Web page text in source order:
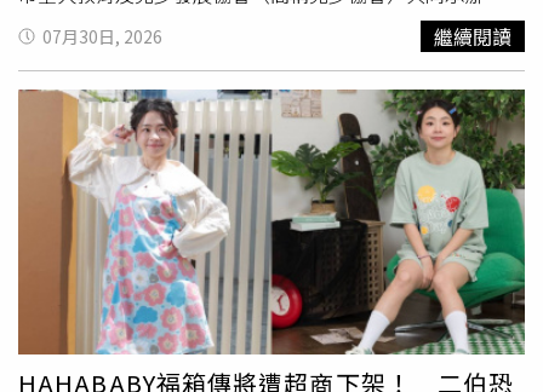
領各單位服務之兒少及家長共同參與，展現公私協力守護兒
少成長的力量。活動內容包括空氣手槍、.22口徑手槍及霰
彈槍飛靶三項射擊體驗，由專業教練於活動開始前詳細說明
安全守則、裝備操作及基本射擊技巧，再採分組輪流方式進
行體驗，不以競賽為目的，而是鼓勵參與者在安全環境中挑
戰自我。青少年透過實際操作，逐步克服初次接觸射擊運動
的緊張與陌生感，從過程中培養專注力、自我控制能力及遵
守規範的態度，並建立自信心，提升自我效能感。除射擊活
動外，現場亦安排親子烤肉活動，讓青少年、家長及各網絡
夥伴在輕鬆互動中增進情感交流，營造溫馨愉快的氛圍，也
為暑假留下珍貴回憶。以射擊培養專注與自律，兒少柳營體
驗多元學習。（圖片提供／臺南市政府）臺南市政府副秘書
長徐健麟指出，市府十分重視兒少的身心健康與多元學習機
07月30日, 2026 繼續閱讀
HAHABABY福箱傳將遭超商下架！ 二伯恐